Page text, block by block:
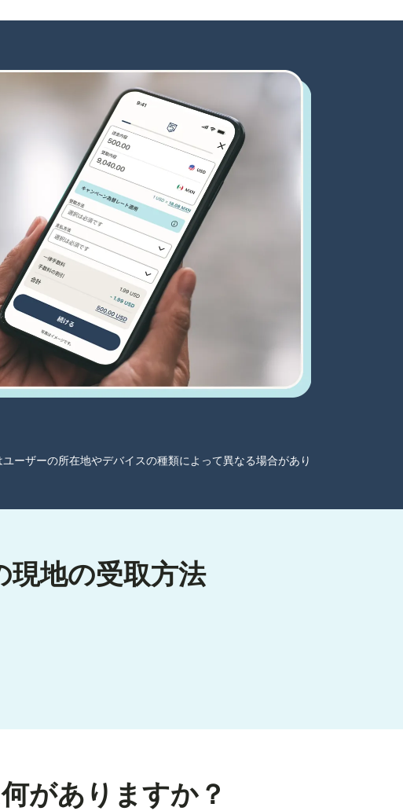
ーザーの所在地やデバイスの種類によって異なる場合があり
現地の受取方法
がありますか？